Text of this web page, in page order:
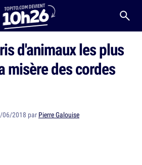
d'animaux les plus
misère des cordes
06/2018 par Pierre Galouise